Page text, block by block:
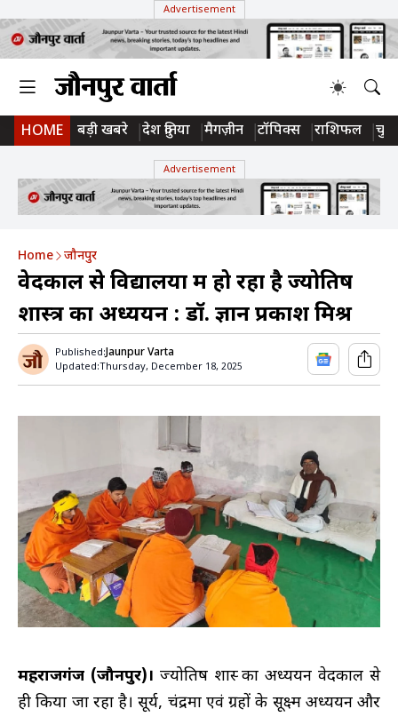
Advertisement
HOME बड़ी खबरे देश दुनिया मैगज़ीन टॉपिक्स राशिफल
Advertisement
Home जौनपुर
वेदकाल से विद्यालयों में हो रहा है ज्योतिष
शास्त्र का अध्ययन : डॉ. ज्ञान प्रकाश मिश्र
Published:Jaunpur Varta
Updated:Thursday, December 18, 2025
महराजगंज (जौनपुर)। ज्योतिष शास्त्र का अध्ययन वेदकाल से
ही किया जा रहा है। सूर्य, चंद्रमा एवं ग्रहों के सूक्ष्म अध्ययन और